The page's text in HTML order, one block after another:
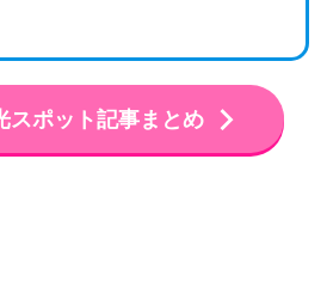
スポット記事まとめ